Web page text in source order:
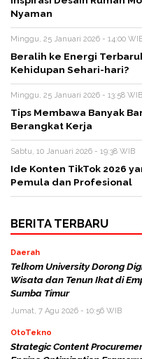
Nyaman
Minggu, 25 Januari 2026 - 14:00
Beralih ke Energi
Kehidupan Sehari-hari?
Minggu, 25 Januari 2026 - 13:58 WIB
Tips Membawa Banyak
Berangkat Kerja
Sabtu, 10 Januari 2026 - 19:38 WIB
Ide Konten TikTok 2026
Pemula dan Profesional
BERITA TERBARU
Daerah
Telkom University Dorong
Wisata dan Tenun Ikat di
Sumba Timur
Jumat, 7 Agu 2026 - 10:56 WIB
OtoTekno
Strategic Content